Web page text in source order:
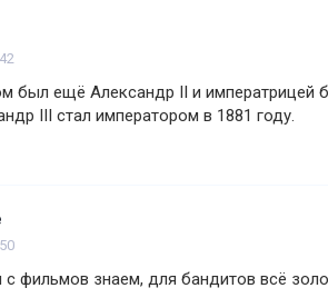
был ещё Александр II и императрицей
III стал императором в 1881 году.
фильмов знаем, для бандитов всё